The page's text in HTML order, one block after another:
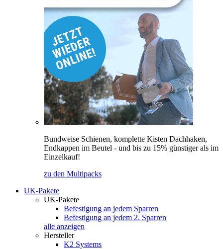
Bundweise Schienen, komplette Kisten Dachhaken,
Endkappen im Beutel - und bis zu 15% günstiger als im
Einzelkauf!
zu den Multipacks
UK-Pakete
UK-Pakete
Befestigung an jedem Sparren
Befestigung an jedem 2. Sparren
alle anzeigen
Hersteller
K2 Systems